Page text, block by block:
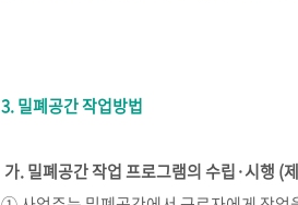
3. 밀폐공간 작업방법
가. 밀폐공간 작업 프로그램의 수립·시행 (